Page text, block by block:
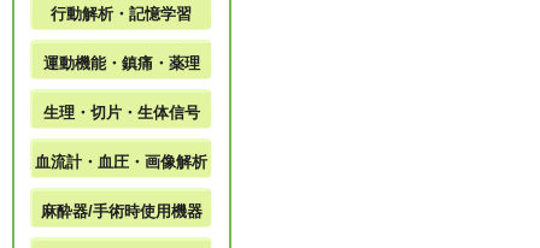
行動解析・記憶学習
運動機能・鎮痛・薬理
生理・切片・生体信号
血流計・血圧・画像解析
麻酔器/手術時使用機器